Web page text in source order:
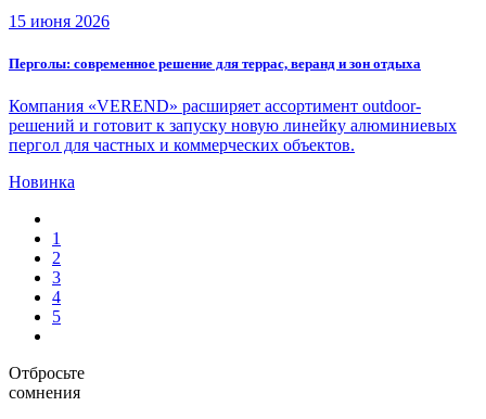
15 июня 2026
Перголы: современное решение для террас, веранд и зон отдыха
Компания «VEREND» расширяет ассортимент outdoor-
решений и готовит к запуску новую линейку алюминиевых
пергол для частных и коммерческих объектов.
Новинка
1
2
3
4
5
Отбросьте
сомнения